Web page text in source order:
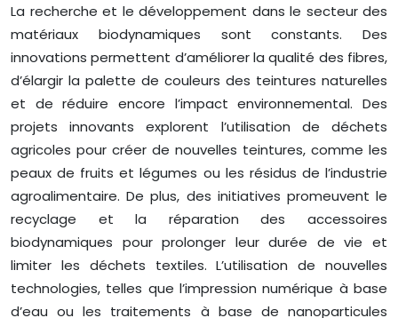
La recherche et le développement dans le secteur des
matériaux biodynamiques sont constants. Des
innovations permettent d’améliorer la qualité des fibres,
d’élargir la palette de couleurs des teintures naturelles
et de réduire encore l’impact environnemental. Des
projets innovants explorent l’utilisation de déchets
agricoles pour créer de nouvelles teintures, comme les
peaux de fruits et légumes ou les résidus de l’industrie
agroalimentaire. De plus, des initiatives promeuvent le
recyclage et la réparation des accessoires
biodynamiques pour prolonger leur durée de vie et
limiter les déchets textiles. L’utilisation de nouvelles
technologies, telles que l’impression numérique à base
d’eau ou les traitements à base de nanoparticules